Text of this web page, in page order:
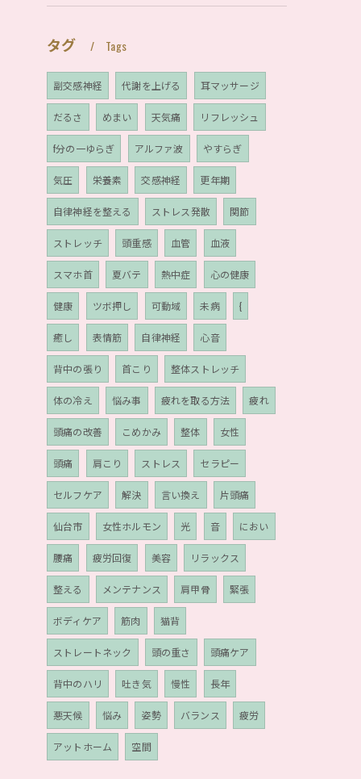
タグ Tags
副交感神経 代謝を上げる 耳マッサージ
だるさ めまい 天気痛 リフレッシュ
f分の一ゆらぎ アルファ波 やすらぎ
気圧 栄養素 交感神経 更年期
自律神経を整える ストレス発散 関節
ストレッチ 頭重感 血管 血液
スマホ首 夏バテ 熱中症 心の健康
健康 ツボ押し 可動域 未病 {
癒し 表情筋 自律神経 心音
背中の張り 首こり 整体ストレッチ
体の冷え 悩み事 疲れを取る方法 疲れ
頭痛の改善 こめかみ 整体 女性
頭痛 肩こり ストレス セラピー
セルフケア 解決 言い換え 片頭痛
仙台市 女性ホルモン 光 音 におい
腰痛 疲労回復 美容 リラックス
整える メンテナンス 肩甲骨 緊張
ボディケア 筋肉 猫背
ストレートネック 頭の重さ 頭痛ケア
背中のハリ 吐き気 慢性 長年
悪天候 悩み 姿勢 バランス 疲労
アットホーム 空間